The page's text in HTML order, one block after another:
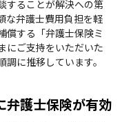
することが解決への第
な弁護士費用負担を軽
償する「弁護士保険ミ
にご支持をいただいた
に推移しています。
護士保険が有効